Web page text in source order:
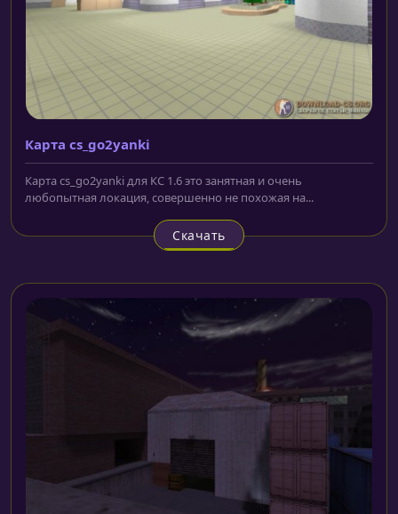
Карта cs_go2yanki
Карта cs_go2yanki для КС 1.6 это занятная и очень
любопытная локация, совершенно не похожая на...
Скачать